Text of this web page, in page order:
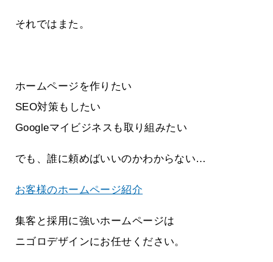
それではまた。
ホームページを作りたい
SEO対策もしたい
Googleマイビジネスも取り組みたい
でも、誰に頼めばいいのかわからない…
お客様のホームページ紹介
集客と採用に強いホームページは
ニゴロデザインにお任せください。